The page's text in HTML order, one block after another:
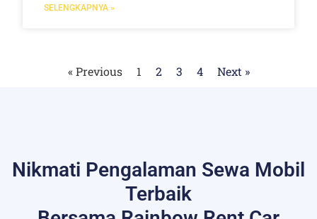
SELENGKAPNYA »
« Previous 1 2 3 4 Next »
Nikmati Pengalaman Sewa Mobil
Terbaik